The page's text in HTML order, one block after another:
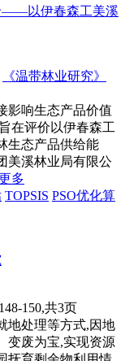
——以伊春森工美溪
《温带林业研究》
影响生态产品价值
在评价以伊春森工
生态产品供给能
美溪林业局有限公
多
TOPSIS PSO优化算
150,共3页
地处理等方式,因地
变废为宝,实现资源